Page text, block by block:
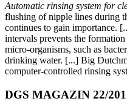
Automatic rinsing system for
flushing of nipple lines during
continues to gain importance.
intervals prevents the
micro-organisms, such as
drinking water. [...] Big
computer-controlled rinsing
DGS MAGAZIN 22/